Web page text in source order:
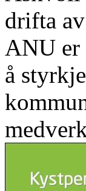
drifta
ANU er
å